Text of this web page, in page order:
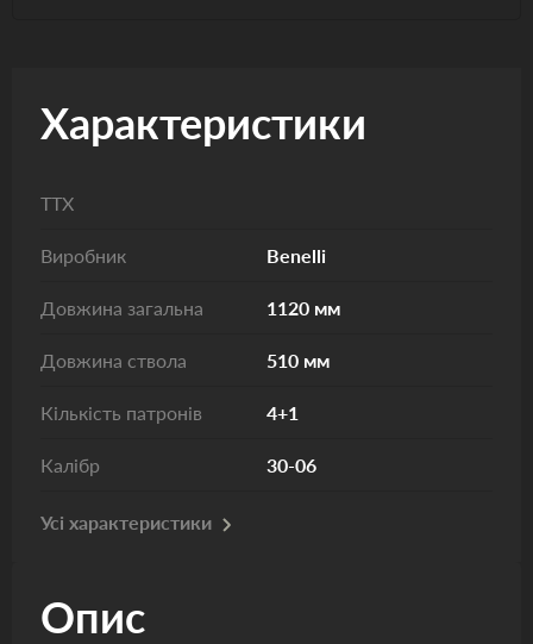
Характеристики
ТТХ
Виробник Benelli
Довжина загальна 1120 мм
Довжина ствола 510 мм
Кількість патронів 4+1
Калібр 30-06
Усі характеристики
Опис